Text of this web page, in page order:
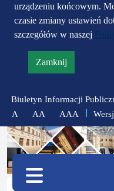
urządzeniu końcowym.
czasie zmiany ustawień
szczegółów w naszej
Zamknij
informację
polityce
prywatności
Biuletyn Informacji
A
zmniejsz
czcionkę
AA
zresetuj
AAA
zwiększ
czcionkę
Menu